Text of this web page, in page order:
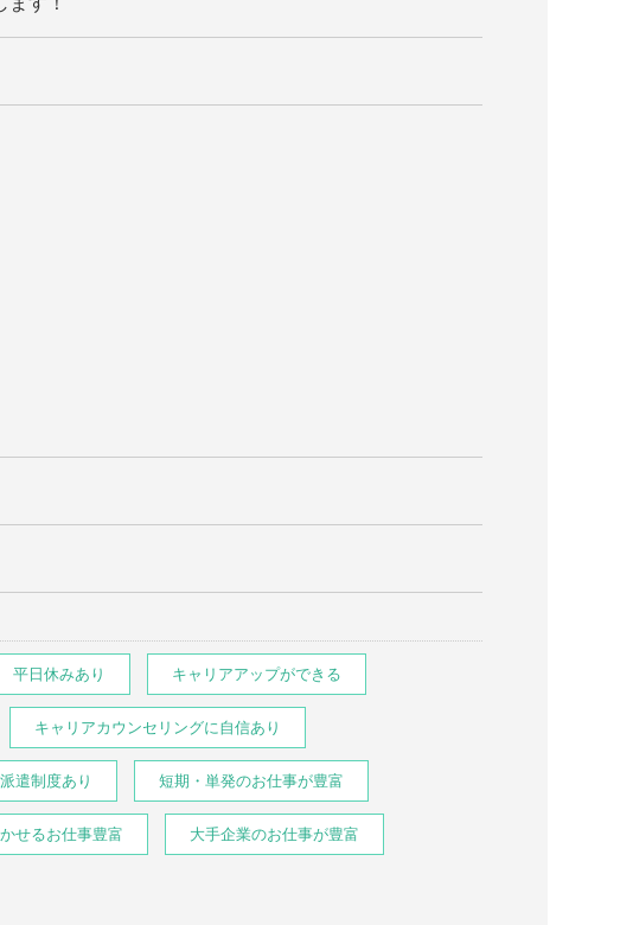
平日休みあり キャリアアップができる
キャリアカウンセリングに自信あり
遣制度あり 短期・単発のお仕事が豊富
せるお仕事豊富 大手企業のお仕事が豊富